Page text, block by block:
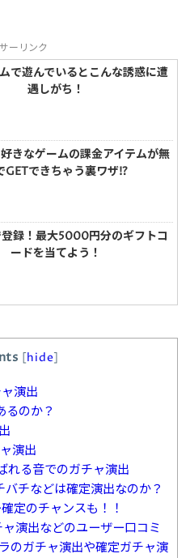
ーリンク
で遊んでいるとこんな誘惑に遭
遇しがち！
好きなゲームの課金アイテムが無
GETできちゃう裏ワザ!?
録！最大5000円分のギフトコ
ードを当てよう！
[hide]
演出
るのか？
演出
れる音でのガチャ演出
バチなどは確定演出なのか？
定のチャンスも！！
演出などのユーザー口コミ
のガチャ演出や確定ガチャ演